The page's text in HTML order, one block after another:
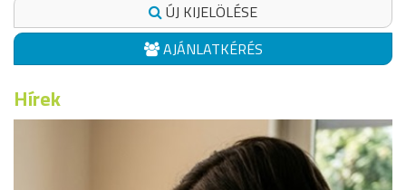
ÚJ KIJELÖLÉSE
AJÁNLATKÉRÉS
Hírek